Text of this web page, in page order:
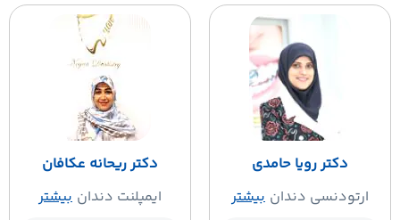
دکتر رویا حامدی
ارتودنسی دندان بیشتر
دکتر ریحانه عکافان
ایمپلنت دندان بیشتر